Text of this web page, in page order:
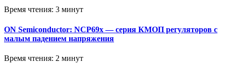
Время чтения: 3 минут
ON Semiconductor: NCP69x — серия КМОП регуляторов с
малым падением напряжения
Время чтения: 2 минут